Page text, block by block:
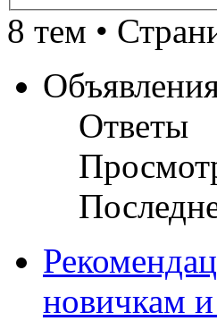
8 тем •
Ответы
новичкам